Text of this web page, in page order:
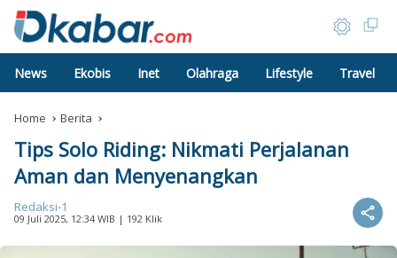
News Ekobis Inet Olahraga Lifestyle Travel
Home Berita
Tips Solo Riding: Nikmati Perjalanan
Aman dan Menyenangkan
Redaksi-1
09 Juli 2025, 12:34 WIB | 192 Klik